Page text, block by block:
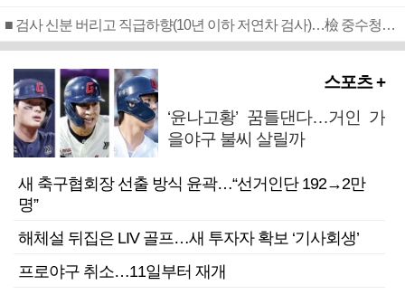
■ 검사 신분 버리고 직급하향(10년 이하 저연차 검사)…檢 중수청행 기피
스포츠 +
‘윤나고황’ 꿈틀댄다…거인 가
을야구 불씨 살릴까
새 축구협회장 선출 방식 윤곽…“선거인단 192→2만
명”
해체설 뒤집은 LIV 골프…새 투자자 확보 ‘기사회생’
프로야구 취소…11일부터 재개